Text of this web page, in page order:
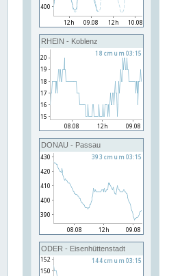
RHEIN - Koblenz
DONAU - Passau
ODER - Eisenhüttenstadt